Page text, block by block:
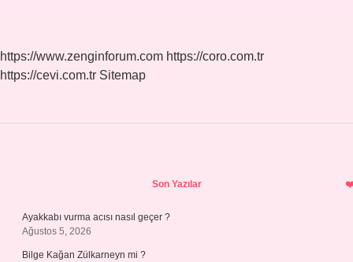
https://www.zenginforum.com https://coro.com.tr
https://cevi.com.tr Sitemap
Son Yazılar
Ayakkabı vurma acısı nasıl geçer ?
Ağustos 5, 2026
Bilge Kağan Zülkarneyn mi ?